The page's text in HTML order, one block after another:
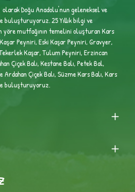
Doğu Anadolu'nun geleneksel ve
25 Yıllık bilgi ve
yöre mutfağının temelini oluşturan Kars
Peyniri, Eski Kaşar Peyniri, Gravyer,
Kaşar, Tulum Peyniri, Erzincan
Çiçek Balı, Kestane Balı, Petek Bal,
Çiçek Balı, Süzme Kars Balı, Kars
buluşturuyoruz.